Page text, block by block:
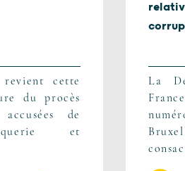
cette
du procès
de
et
La